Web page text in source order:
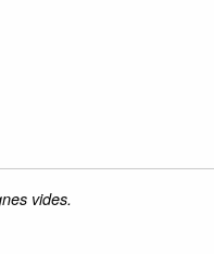
vides.